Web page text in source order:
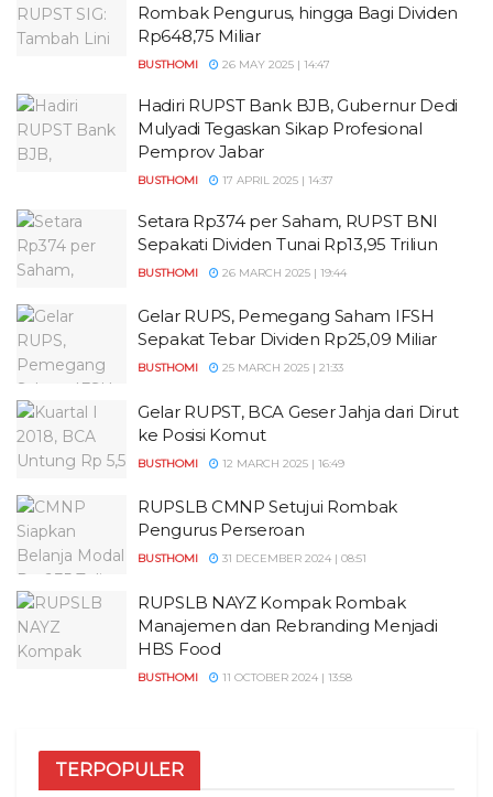
Rombak Pengurus, hingga Bagi Dividen
Rp648,75 Miliar
BUSTHOMI 26 MAY 2025 | 14:47
Hadiri RUPST Bank BJB, Gubernur Dedi
Mulyadi Tegaskan Sikap Profesional
Pemprov Jabar
BUSTHOMI 17 APRIL 2025 | 14:37
Setara Rp374 per Saham, RUPST BNI
Sepakati Dividen Tunai Rp13,95 Triliun
BUSTHOMI 26 MARCH 2025 | 19:44
Gelar RUPS, Pemegang Saham IFSH
Sepakat Tebar Dividen Rp25,09 Miliar
BUSTHOMI 25 MARCH 2025 | 21:33
Gelar RUPST, BCA Geser Jahja dari Dirut
ke Posisi Komut
BUSTHOMI 12 MARCH 2025 | 16:49
RUPSLB CMNP Setujui Rombak
Pengurus Perseroan
BUSTHOMI 31 DECEMBER 2024 | 08:51
RUPSLB NAYZ Kompak Rombak
Manajemen dan Rebranding Menjadi
HBS Food
BUSTHOMI 11 OCTOBER 2024 | 13:58
TERPOPULER